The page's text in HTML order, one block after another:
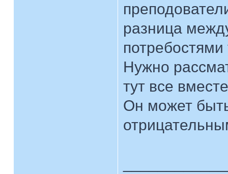
разница
потребостями
Нужно
тут все
Он может